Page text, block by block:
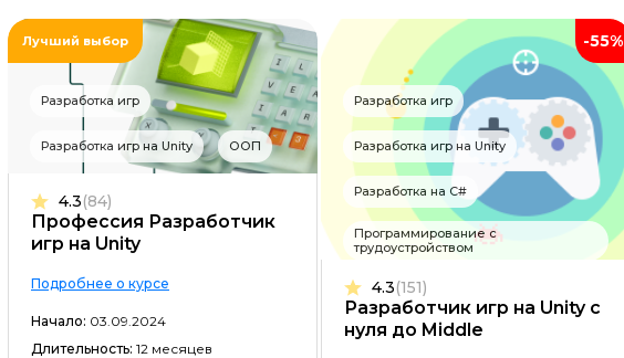
Работа с GIT
Фреймворк Flutter
Алгоритмы и структуры данных
ООП
Программирование с нуля
Программирование с трудоустройством
Работа с Ansible
Лучший выбор
Разработка игр
Разработка игр на Unity ООП
Профессия Разработчик
игр на Unity
4.3(84)
Подробнее о курсе
Начало: 03.09.2024
Длительность: 12 месяцев
-55%
Разработка игр
Разработка игр на Unity
Разработка на C#
Программирование с
трудоустройством
Разработчик игр на Unity с
нуля до Middle
4.3(151)